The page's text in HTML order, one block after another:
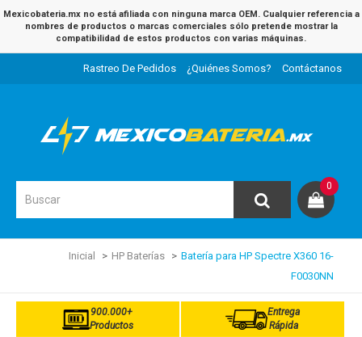
Mexicobateria.mx no está afiliada con ninguna marca OEM. Cualquier referencia a
nombres de productos o marcas comerciales sólo pretende mostrar la
compatibilidad de estos productos con varias máquinas.
Rastreo De Pedidos ¿Quiénes Somos? Contáctanos
0
Inicial HP Baterías
Batería para HP Spectre X360 16-
F0030NN
900.000+
Productos
Entrega
Rápida